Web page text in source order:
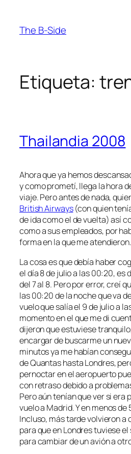
contenido
The B-Side
Etiqueta:
Thailandia 2008
Ahora que ya hemos
y como prometí, llega la hora
viaje. Pero antes de nada,
British Airways(con quien
de ida como el de vuelta) así
como a sus empleados, por
forma en la que me atendieron.
La cosa es que debía haber
el día 8 de julio a las 00:20, es
del 7 al 8. Pero por error, creí
las 00:20 de la noche que va
vuelo que salía el 9 de julio a
momento en el que me di
dijeron que estuviese
encargar de buscarme un
minutos ya me habían
de Quantas hasta Londres,
pernoctar en el aeropuerto
con retraso debido a
Pero aún tenían que ver si era
vuelo a Madrid. Y en menos
Incluso, más tarde volvieron a
para que en Londres tuviese
para cambiar de un avión a